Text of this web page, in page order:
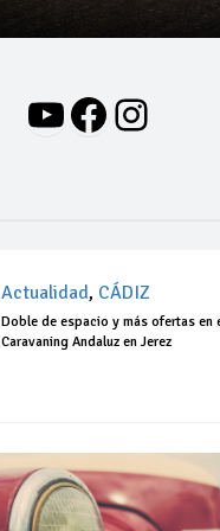
YouTube
Facebook
Actualidad, CÁDIZ
Doble de espacio y más ofertas en
Caravaning Andaluz en Jerez